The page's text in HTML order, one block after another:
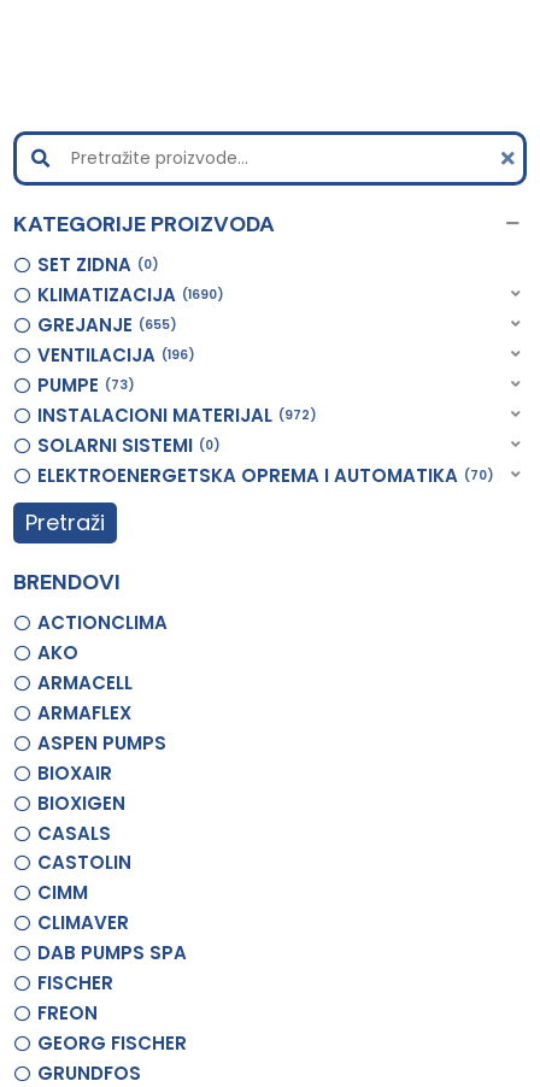
KATEGORIJE PROIZVODA
SET ZIDNA 0
KLIMATIZACIJA 1690
GREJANJE 655
VENTILACIJA 196
PUMPE 73
INSTALACIONI MATERIJAL 972
SOLARNI SISTEMI 0
ELEKTROENERGETSKA OPREMA I AUTOMATIKA 70
Pretraži
BRENDOVI
ACTIONCLIMA
AKO
ARMACELL
ARMAFLEX
ASPEN PUMPS
BIOXAIR
BIOXIGEN
CASALS
CASTOLIN
CIMM
CLIMAVER
DAB PUMPS SPA
FISCHER
FREON
GEORG FISCHER
GRUNDFOS